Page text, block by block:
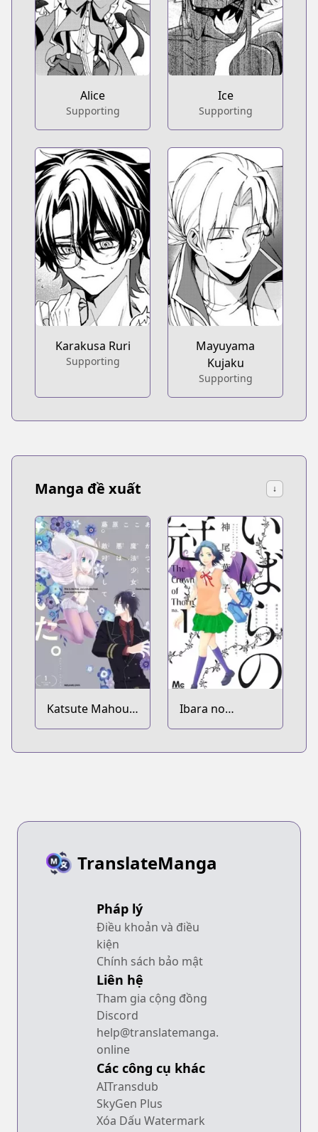
Alice
Supporting
Ice
Supporting
Karakusa Ruri
Supporting
Mayuyama
Kujaku
Supporting
Manga đề xuất ↓
Katsute Mahou
Shoujo to Aku
Ibara no
Kanmuri
TranslateManga
Pháp lý
Điều khoản và điều
kiện
Chính sách bảo mật
Liên hệ
Tham gia cộng đồng
Discord
help@translatemanga.
online
Các công cụ khác
AITransdub
SkyGen Plus
Xóa Dấu Watermark